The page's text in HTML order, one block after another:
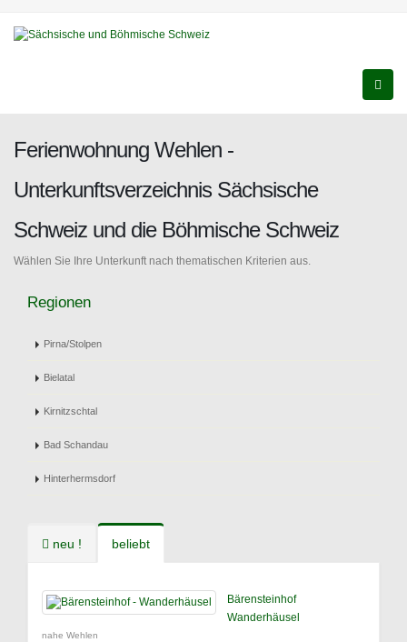
Ferienwohnung Wehlen -
Unterkunftsverzeichnis Sächsische
Schweiz und die Böhmische Schweiz
Wählen Sie Ihre Unterkunft nach thematischen Kriterien aus.
Regionen
Pirna/Stolpen
Bielatal
Kirnitzschtal
Bad Schandau
Hinterhermsdorf
neu ! beliebt
Bärensteinhof
Wanderhäusel
nahe Wehlen